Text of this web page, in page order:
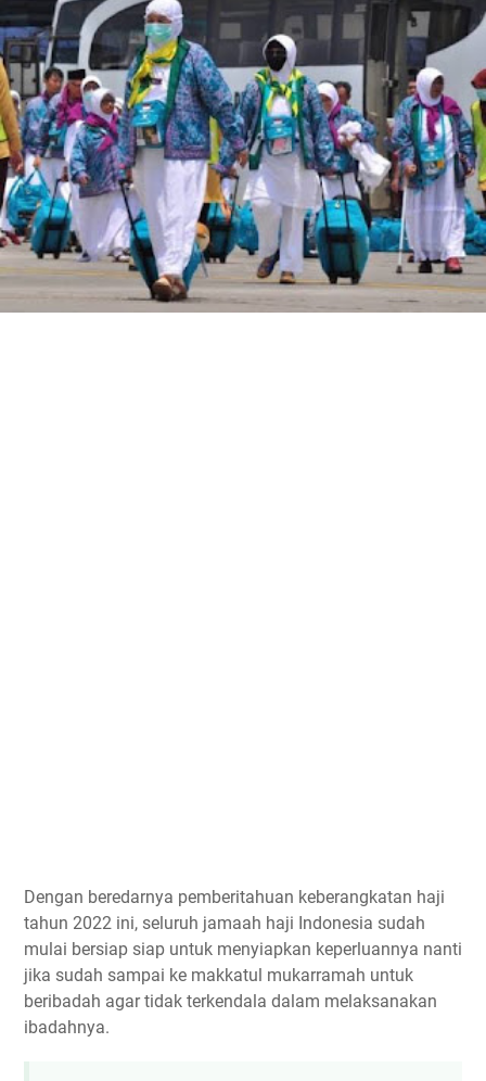
Dengan beredarnya pemberitahuan keberangkatan haji
tahun 2022 ini, seluruh jamaah haji Indonesia sudah
mulai bersiap siap untuk menyiapkan keperluannya nanti
jika sudah sampai ke makkatul mukarramah untuk
beribadah agar tidak terkendala dalam melaksanakan
ibadahnya.